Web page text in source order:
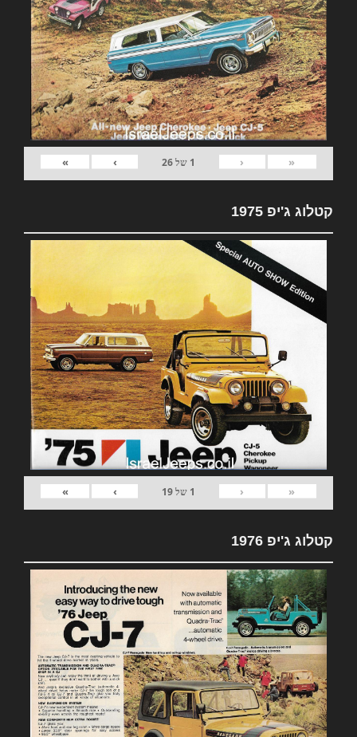
«
‹
1 של26
›
»
קטלוג ג'יפ 1975
«
‹
1 של19
›
»
קטלוג ג'יפ 1976